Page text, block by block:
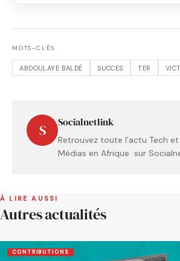
MOTS-CLÉS
ABDOULAYE BALDÉ SUCCES TER
S Socialnetlink
Retrouvez toute l'actu Tech et
Médias en Afrique sur
À LIRE AUSSI
Autres actualités
CONTRIBUTIONS